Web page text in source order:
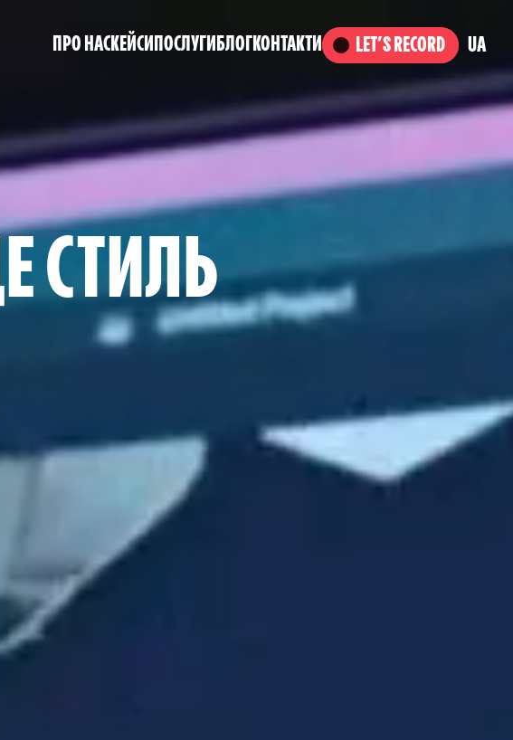
ПРО НАСКЕЙСИПОСЛУГИБЛОГКОНТАКТИ LET’S RECORD UA
СТИЛЬ